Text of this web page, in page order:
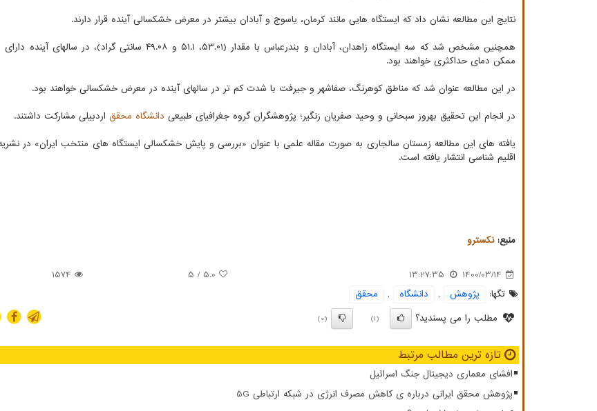
نتایج این مطالعه نشان داد که ایستگاه هایی مانند کرمان، یاسوج و آبادان بیشتر در معرض خشکسالی آینده قرار دارند.
همچنین مشخص شد که سه ایستگاه زاهدان، آبادان و بندرعباس با مقدار (۵۳.۰۱، ۵۱.۱ و ۴۹.۰۸ سانتی
ممکن دمای حداکثری خواهند بود.
در این مطالعه عنوان شد که مناطق کوهرنگ، صفاشهر و جیرفت با شدت کم تر در سالهای آینده در معرض خشکسالی خواهند بود.
در انجام این تحقیق بهروز سبحانی و وحید صفریان زنگیر؛ پژوهشگران گروه جغرافیای طبیعی دانشگاه محقق اردبیلی مشارکت داشتند.
یافته های این مطالعه زمستان سالجاری به صورت مقاله علمی با عنوان «بررسی و پایش خشکسالی ایستگاه های منتخب ایران» در
اقلیم شناسی انتشار یافته است.
منبع:نكسترو
1400/03/14
13:27:35
5.0
/ 5
1574
تگها:
پژوهش , دانشگاه ,
محقق
مطلب را می پسندید؟
(1)
(0)
تازه ترین مطالب مرتبط
افشای معماری دیجیتال جنگ اسرائیل
پژوهش محقق ایرانی درباره ی کاهش مصرف انرژی در شبکه ارتباطی 5G